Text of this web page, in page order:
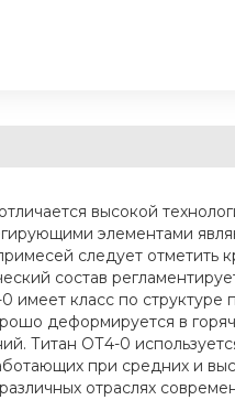
высокой
элементами
следует отметить
состав
имеет класс по структуре
деформируется в
Титан ОТ4-0
при средних и
отраслях